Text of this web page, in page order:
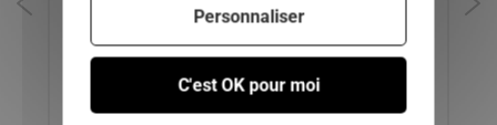
PROGRESS, MICROCAR /
/ BELLIER / DUE
C'est OK pour moi
Personnaliser